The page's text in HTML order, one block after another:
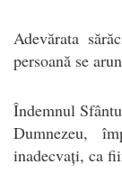
Adevărata
persoană se
Îndemnul
Dumnezeu,
inadecvați, ca